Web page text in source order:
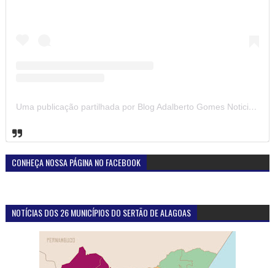
Uma publicação partilhada por Blog Adalberto Gomes Noticias (@blogadalbertogomesnoticiass)
CONHEÇA NOSSA PÁGINA NO FACEBOOK
NOTÍCIAS DOS 26 MUNICÍPIOS DO SERTÃO DE ALAGOAS